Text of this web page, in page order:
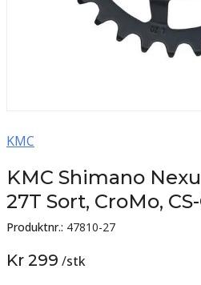
KMC
KMC Shimano
27T Sort, CroMo,
Produktnr.: 47810-27
Kr 299 /stk